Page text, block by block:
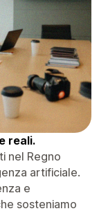
reali.
nel Regno
artificiale.
e
sosteniamo